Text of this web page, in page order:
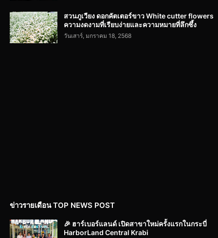
สวนภูเวียง ดอกคัตเตอร์ขาว White cutter flowers
ความงดงามที่เรียบง่ายและความหมายที่ลึกซึ้ง
วันเสาร์, มกราคม 18, 2568
ข่าวรายเดือน TOP NEWS POST
🎉 ฮาร์เบอร์แลนด์ เปิดสาขาใหม่ครั้งแรกในกระบี่
HarborLand Central Krabi